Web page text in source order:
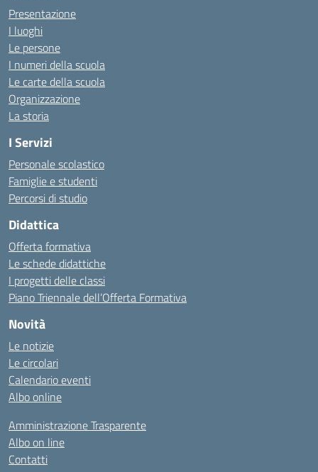
Presentazione
I luoghi
Le persone
I numeri della scuola
Le carte della scuola
Organizzazione
La storia
I Servizi
Personale scolastico
Famiglie e studenti
Percorsi di studio
Didattica
Offerta formativa
Le schede didattiche
I progetti delle classi
Piano Triennale dell’Offerta Formativa
Novità
Le notizie
Le circolari
Calendario eventi
Albo online
Amministrazione Trasparente
Albo on line
Contatti